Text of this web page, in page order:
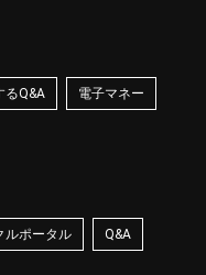
るQ&A 電子マネー
ルポータル Q&A